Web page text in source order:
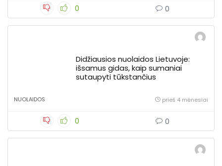
0 0
Didžiausios nuolaidos Lietuvoje:
išsamus gidas, kaip sumaniai
sutaupyti tūkstančius
NUOLAIDOS prieš 4 mėnesiai
0 0